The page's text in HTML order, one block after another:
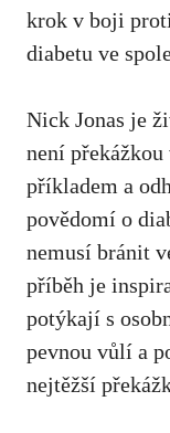
⁢krok ⁢v​ boji⁤
diabetu ve
Nick Jonas​ je
není⁤
příkladem​ a
povědomí o
nemusí bránit
příběh je
potýkají s
pevnou ⁢vůlí a
nejtěžší